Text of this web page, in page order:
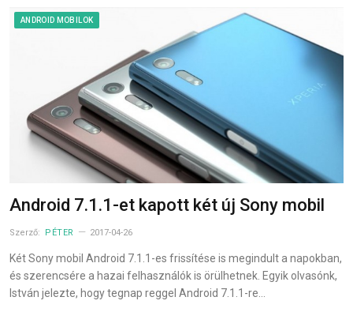
ANDROID MOBILOK
Android 7.1.1-et kapott két új Sony mobil
Szerző: PÉTER 2017-04-26
Két Sony mobil Android 7.1.1-es frissítése is megindult a napokban,
és szerencsére a hazai felhasználók is örülhetnek. Egyik olvasónk,
István jelezte, hogy tegnap reggel Android 7.1.1-re…